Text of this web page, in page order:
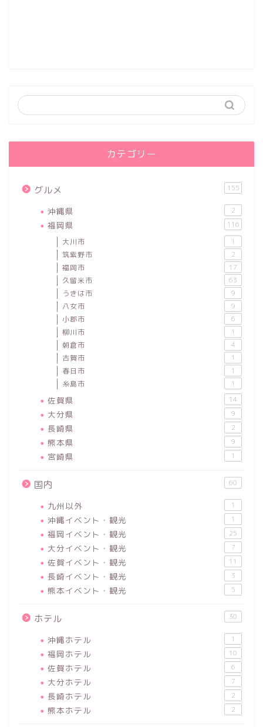
カテゴリー
グルメ 155
沖縄県 2
福岡県 116
大川市 1
筑紫野市 2
福岡市 17
久留米市 63
うきは市 9
八女市 9
小郡市 6
柳川市 1
朝倉市 4
古賀市 1
春日市 1
糸島市 1
佐賀県 14
大分県 9
長崎県 2
熊本県 9
宮崎県 1
国内 60
九州以外 1
沖縄イベント・観光 1
福岡イベント・観光 25
大分イベント・観光 7
佐賀イベント・観光 11
長崎イベント・観光 3
熊本イベント・観光 5
ホテル 30
沖縄ホテル 1
福岡ホテル 10
佐賀ホテル 6
大分ホテル 7
長崎ホテル 2
熊本ホテル 2